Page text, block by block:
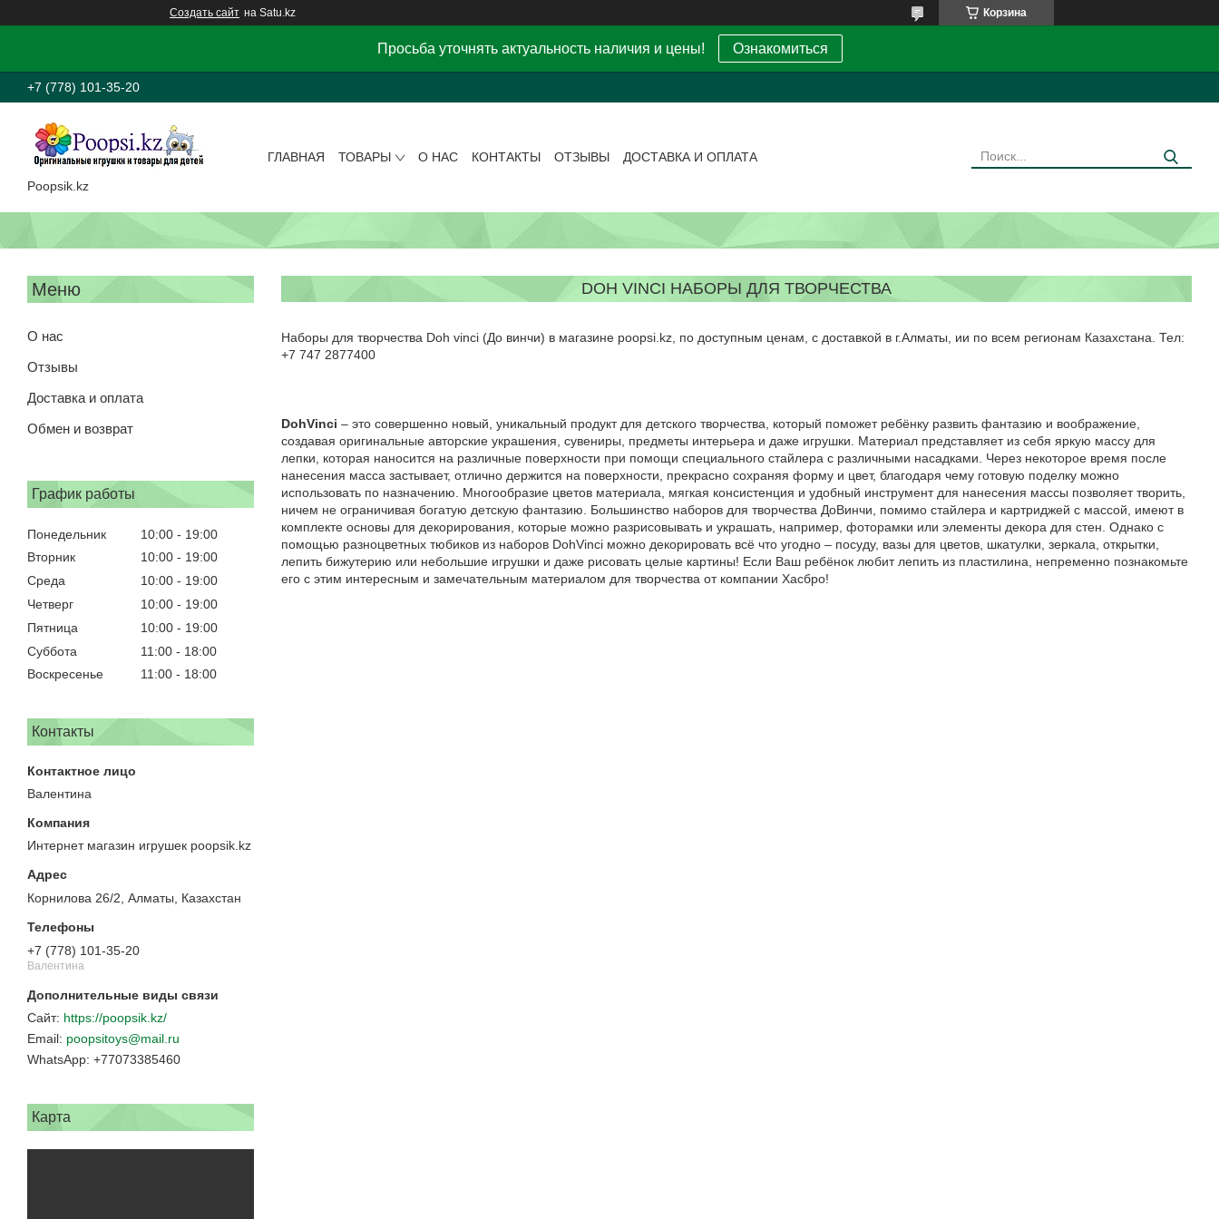
Создать сайт на Satu.kz Корзина
Просьба уточнять актуальность наличия и цены! Ознакомиться
+7 (778) 101-35-20
Poopsik.kz
ГЛАВНАЯ ТОВАРЫ О НАС КОНТАКТЫ ОТЗЫВЫ ДОСТАВКА И ОПЛАТА
О нас
Отзывы
Доставка и оплата
Обмен и возврат
График работы
Понедельник 10:00
19:00
Вторник
10:00
19:00
Среда
10:00
19:00
Четверг
10:00
19:00
Пятница
10:00
19:00
Суббота
11:00
18:00
Воскресенье
11:00 18:00
Контакты
Валентина
Интернет магазин игрушек poopsik.kz
Корнилова 26/2, Алматы, Казахстан
+7 (778) 101-35-20
Валентина
https://poopsik.kz/
poopsitoys@mail.ru
+77073385460
Карта
DOH VINCI НАБОРЫ ДЛЯ ТВОРЧЕСТВА
Наборы для творчества Doh vinci (До винчи) в магазине poopsi.kz, по доступным ценам, с доставкой в г.Алматы, ии по всем регионам Казахстана. Тел:
+7 747 2877400
DohVinci – это совершенно новый, уникальный продукт для детского творчества, который поможет ребёнку развить фантазию и воображение,
создавая оригинальные авторские украшения, сувениры, предметы интерьера и даже игрушки. Материал представляет из себя яркую массу для
лепки, которая наносится на различные поверхности при помощи специального стайлера с различными насадками. Через некоторое время после
нанесения масса застывает, отлично держится на поверхности, прекрасно сохраняя форму и цвет, благодаря чему готовую поделку можно
использовать по назначению. Многообразие цветов материала, мягкая консистенция и удобный инструмент для нанесения массы позволяет творить,
ничем не ограничивая богатую детскую фантазию. Большинство наборов для творчества ДоВинчи, помимо стайлера и картриджей с массой, имеют в
комплекте основы для декорирования, которые можно разрисовывать и украшать, например, фоторамки или элементы декора для стен. Однако с
помощью разноцветных тюбиков из наборов DohVinci можно декорировать всё что угодно – посуду, вазы для цветов, шкатулки, зеркала, открытки,
лепить бижутерию или небольшие игрушки и даже рисовать целые картины! Если Ваш ребёнок любит лепить из пластилина, непременно познакомьте
его с этим интересным и замечательным материалом для творчества от компании Хасбро!